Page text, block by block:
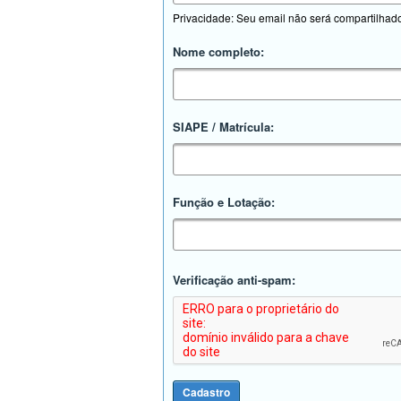
Privacidade: Seu email não será
Nome completo:
SIAPE / Matrícula:
Função e Lotação:
Verificação anti-spam: